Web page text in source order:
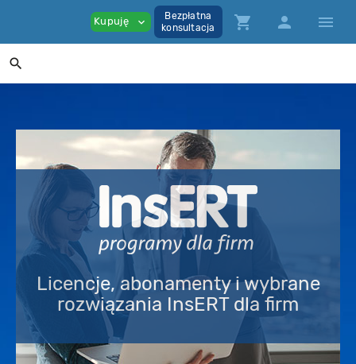
Kupuję expand_more
Bezpłatna
konsultacja
shopping_cart person menu
search
Licencje, abonamenty i wybrane
rozwiązania InsERT dla firm